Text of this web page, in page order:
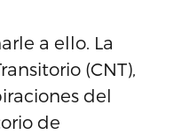
a ello. La
(CNT),
del
de